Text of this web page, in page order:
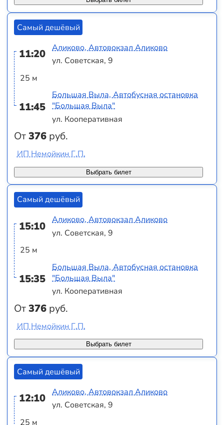
Самый дешёвый
11:20
25 м
11:45
От376 руб.
Аликово, Автовокзал Аликово
ул. Советская, 9
Большая Выла, Автобусная остановка
"Большая Выла"
ул. Кооперативная
Выбрать билет
ИП Немойкин Г.П.
Самый дешёвый
15:10
25 м
15:35
От376 руб.
Аликово, Автовокзал Аликово
ул. Советская, 9
Большая Выла, Автобусная остановка
"Большая Выла"
ул. Кооперативная
Выбрать билет
ИП Немойкин Г.П.
Самый дешёвый
12:10
25 м
Аликово, Автовокзал Аликово
ул. Советская, 9